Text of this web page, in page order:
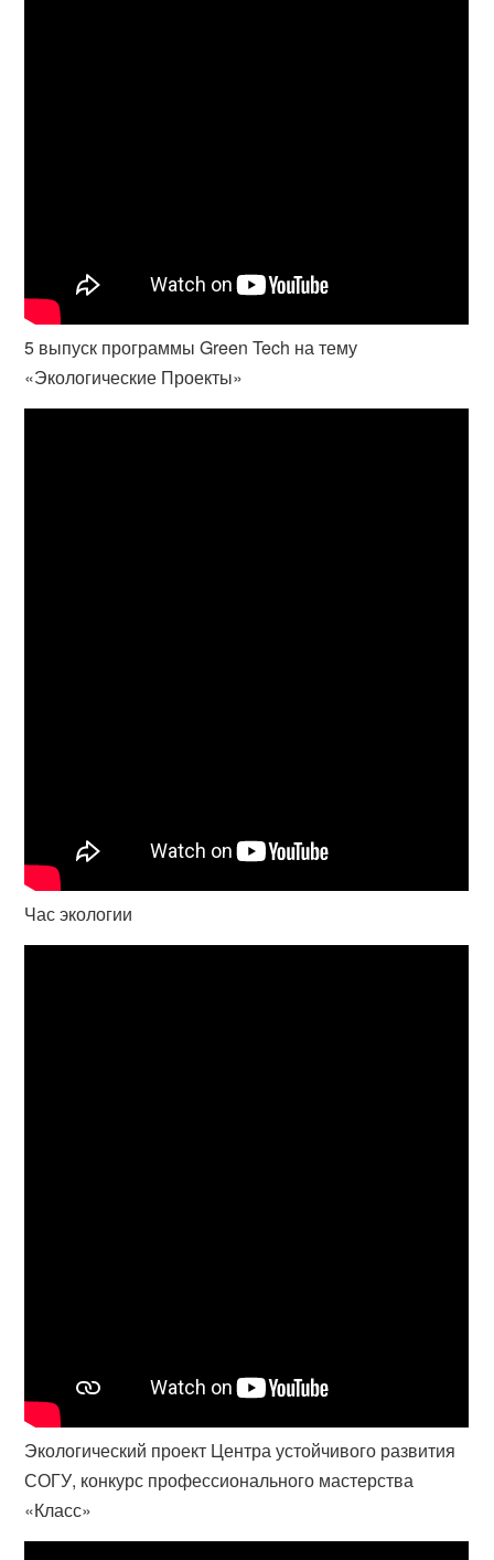
5 выпуск программы Green Tech на тему
«Экологические Проекты»
Час экологии
Экологический проект Центра устойчивого развития
СОГУ, конкурс профессионального мастерства
«Класс»